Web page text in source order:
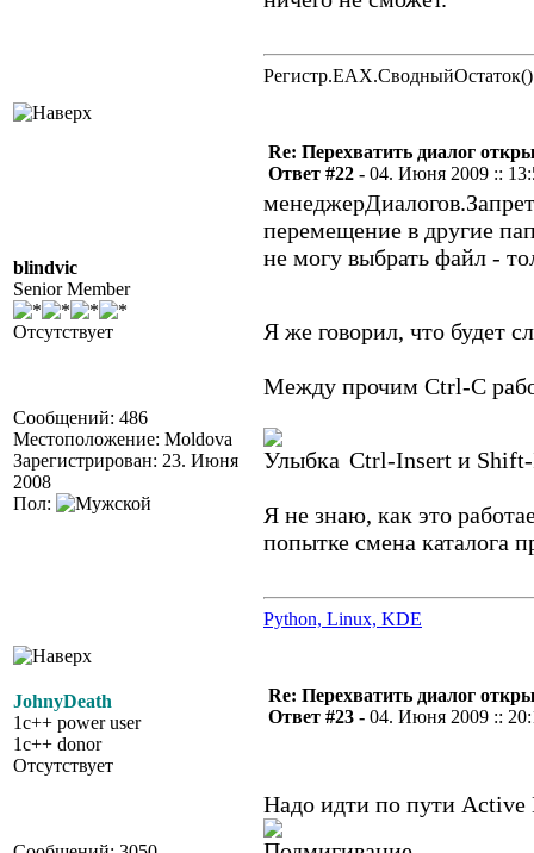
Регистр.EAX.СводныйОстаток()
blindvic
Senior Member
Отсутствует
Сообщений: 486
Местоположение: Moldova
Зарегистрирован: 23. Июня
2008
Пол:
Re: Перехватить диалог
Ответ #22 - 04. Июня 2009 ::
перемещение в другие
не могу выбрать файл -
Я же говорил, что будет
Между прочим Ctrl-C
Ctrl-Insert и
Я не знаю, как это
попытке смена каталога
Python, Linux, KDE
JohnyDeath
1c++ power user
1c++ donor
Отсутствует
Re: Перехватить диалог
Ответ #23 - 04. Июня 2009 ::
Надо идти по пути Active